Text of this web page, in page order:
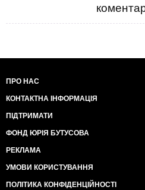
ПРО НАС
КОНТАКТНА ІНФОРМАЦІЯ
ПІДТРИМАТИ
ФОНД ЮРІЯ БУТУСОВА
РЕКЛАМА
УМОВИ КОРИСТУВАННЯ
ПОЛІТИКА КОНФІДЕНЦІЙНОСТІ